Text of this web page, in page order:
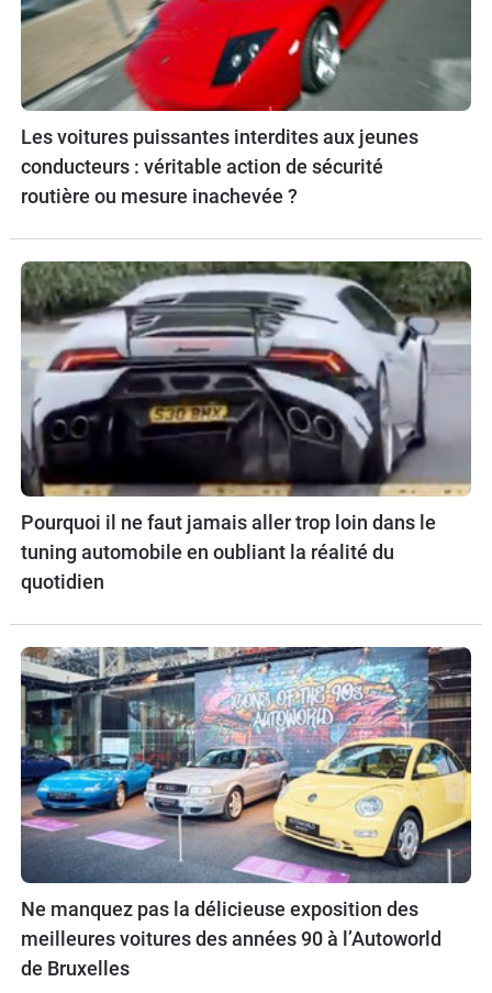
Les voitures puissantes interdites aux jeunes
conducteurs : véritable action de sécurité
routière ou mesure inachevée ?
Pourquoi il ne faut jamais aller trop loin dans le
tuning automobile en oubliant la réalité du
quotidien
Ne manquez pas la délicieuse exposition des
meilleures voitures des années 90 à l’Autoworld
de Bruxelles